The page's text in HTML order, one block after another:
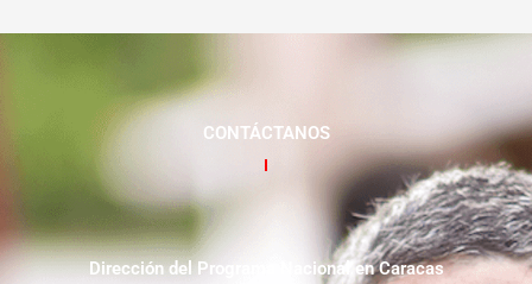
CONTÁCTANOS
Dirección del Programa Nacional en Caracas